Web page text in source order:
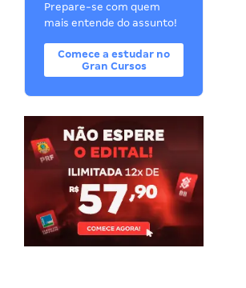
Prepare-se com quem
mais entende do assunto!
Comece a estudar no
Gran Cursos